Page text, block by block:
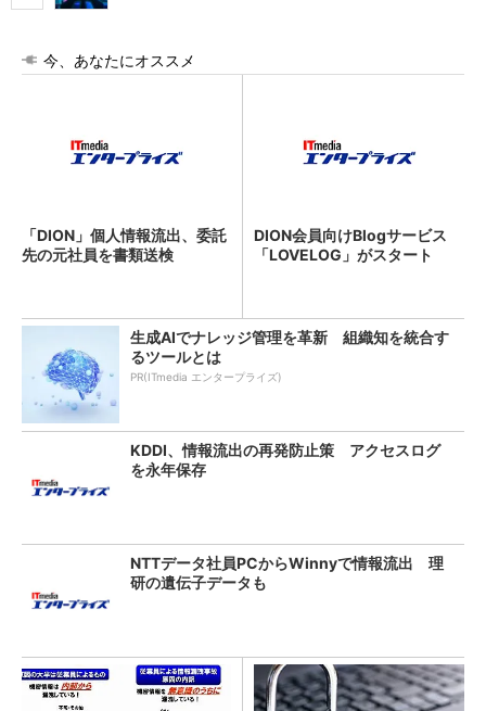
今、あなたにオススメ
「DION」個人情報流出、委託
先の元社員を書類送検
DION会員向けBlogサービス
「LOVELOG」がスタート
生成AIでナレッジ管理を革新 組織知を統合す
るツールとは
PR(ITmedia エンタープライズ)
KDDI、情報流出の再発防止策 アクセスログ
を永年保存
NTTデータ社員PCからWinnyで情報流出 理
研の遺伝子データも